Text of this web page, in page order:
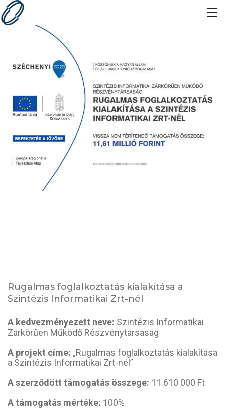
Rugalmas foglalkoztatás kialakítása a
Szintézis Informatikai Zrt-nél
A kedvezményezett neve: Szintézis Informatikai
Zárkörűen Működő Részvénytársaság
A projekt címe: „Rugalmas foglalkoztatás kialakítása
a Szintézis Informatikai Zrt-nél”
A szerződött támogatás összege: 11 610 000 Ft
A támogatás mértéke: 100%